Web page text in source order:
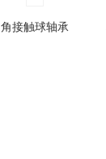
角接触球轴承